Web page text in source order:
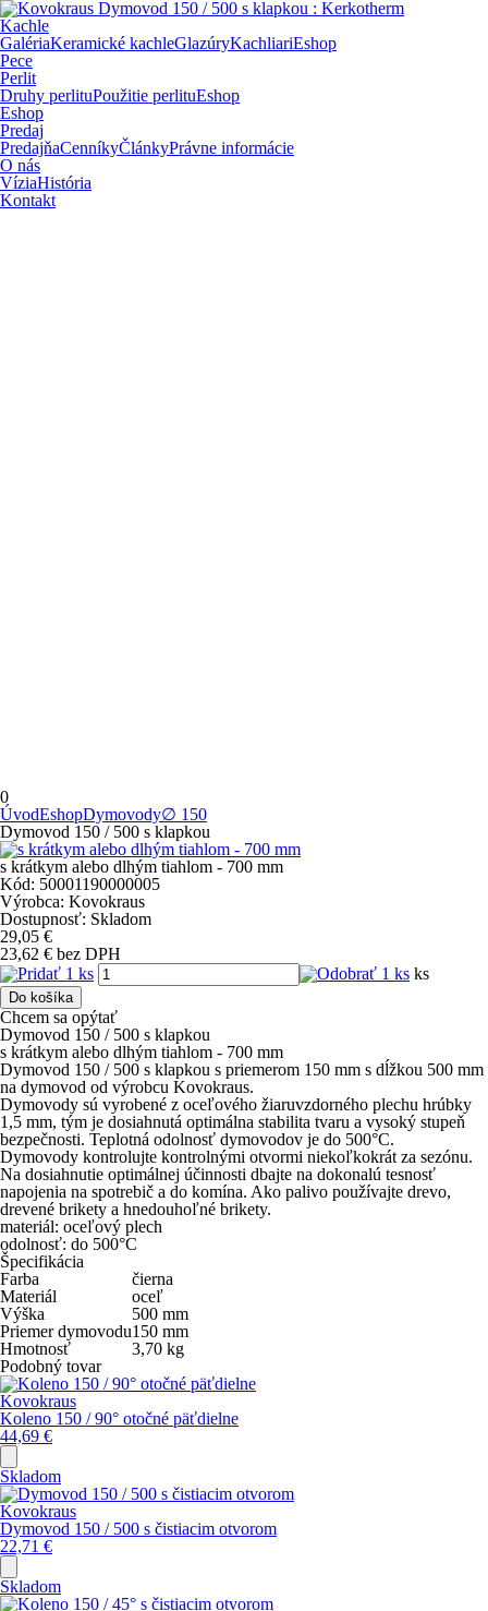
Kachle
GalériaKeramické kachleGlazúryKachliariEshop
Pece
Perlit
Druhy perlituPoužitie perlituEshop
Eshop
Predaj
PredajňaCenníkyČlánkyPrávne informácie
O nás
VíziaHistória
Kontakt
0
ÚvodEshopDymovody∅ 150
Dymovod 150 / 500 s klapkou
s krátkym alebo dlhým tiahlom - 700 mm
Kód: 50001190000005
Výrobca: Kovokraus
Dostupnosť: Skladom
29,05 €
23,62 € bez DPH
ks
Do košíka
Chcem sa opýtať
Dymovod 150 / 500 s klapkou
s krátkym alebo dlhým tiahlom - 700 mm
Dymovod 150 / 500 s klapkou s priemerom 150 mm s dĺžkou 500 mm
na dymovod od výrobcu Kovokraus.
Dymovody sú vyrobené z oceľového žiaruvzdorného plechu hrúbky
1,5 mm, tým je dosiahnutá optimálna stabilita tvaru a vysoký stupeň
bezpečnosti. Teplotná odolnosť dymovodov je do 500°C.
Dymovody kontrolujte kontrolnými otvormi niekoľkokrát za sezónu.
Na dosiahnutie optimálnej účinnosti dbajte na dokonalú tesnosť
napojenia na spotrebič a do komína. Ako palivo používajte drevo,
drevené brikety a hnedouhoľné brikety.
materiál: oceľový plech
odolnosť: do 500°C
Špecifikácia
Farba
čierna
Materiál
oceľ
Výška
500 mm
Priemer dymovodu150 mm
Hmotnosť
3,70 kg
Podobný tovar
Kovokraus
Koleno 150 / 90° otočné päťdielne
44,69 €
Skladom
Kovokraus
Dymovod 150 / 500 s čistiacim otvorom
22,71 €
Skladom